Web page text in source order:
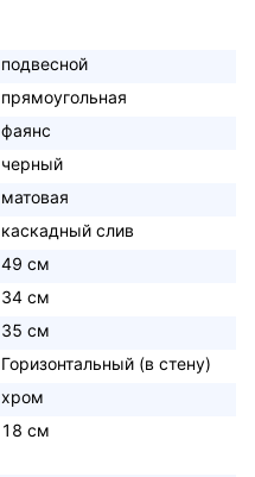
подвесной
прямоугольная
фаянс
черный
матовая
каскадный слив
49 см
34 см
35 см
Горизонтальный (в стену)
хром
18 см